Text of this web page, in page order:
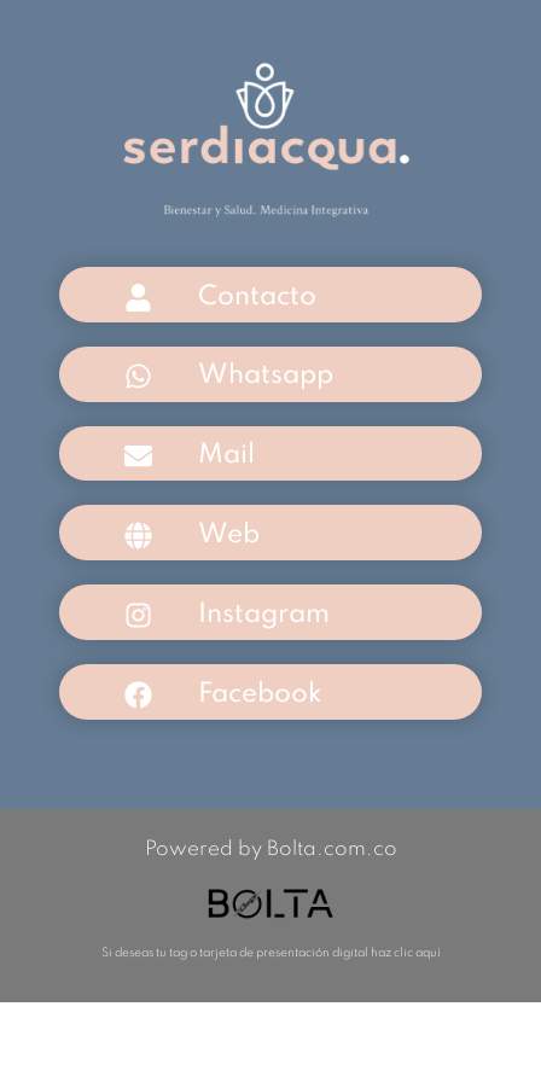
Contacto
Whatsapp
Mail
Web
Instagram
Facebook
Powered by Bolta.com.co
Si deseas tu tag o tarjeta de presentación digital haz clic aquí